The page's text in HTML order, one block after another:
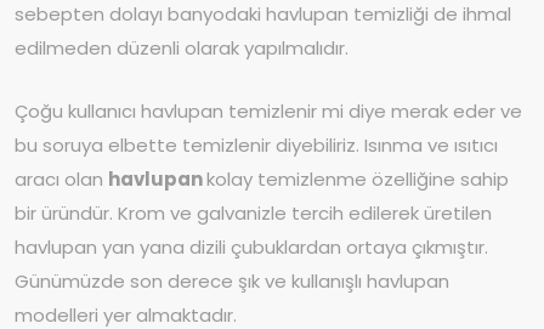
sebepten dolayı banyodaki havlupan temizliği de ihmal
edilmeden düzenli olarak yapılmalıdır.
Çoğu kullanıcı havlupan temizlenir mi diye merak eder ve
bu soruya elbette temizlenir diyebiliriz. Isınma ve ısıtıcı
aracı olan havlupankolay temizlenme özelliğine sahip
bir üründür. Krom ve galvanizle tercih edilerek üretilen
havlupan yan yana dizili çubuklardan ortaya çıkmıştır.
Günümüzde son derece şık ve kullanışlı havlupan
modelleri yer almaktadır.